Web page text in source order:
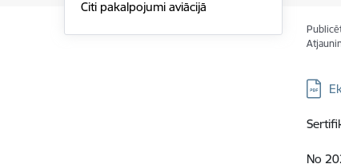
Citi pakalpojumi aviācijā
No